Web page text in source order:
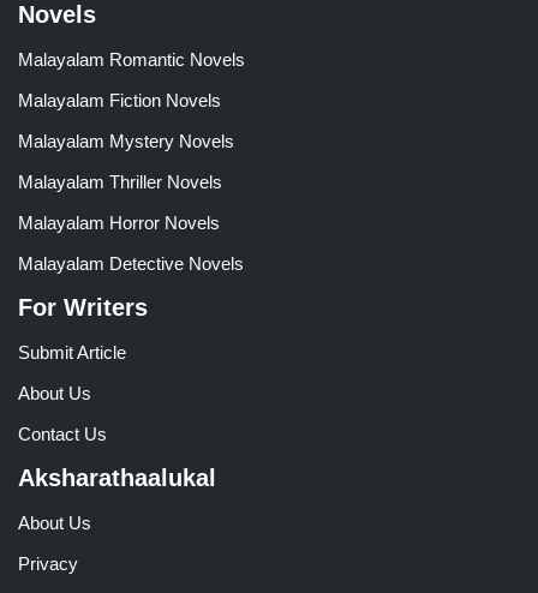
Novels
Malayalam Romantic Novels
Malayalam Fiction Novels
Malayalam Mystery Novels
Malayalam Thriller Novels
Malayalam Horror Novels
Malayalam Detective Novels
For Writers
Submit Article
About Us
Contact Us
Aksharathaalukal
About Us
Privacy